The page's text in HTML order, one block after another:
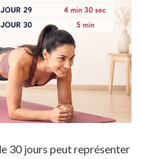
30 jours peut représenter